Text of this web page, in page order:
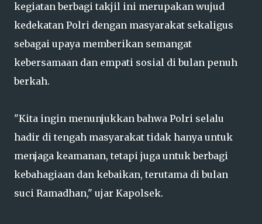
kegiatan berbagi takjil ini merupakan wujud
kedekatan Polri dengan masyarakat sekaligus
sebagai upaya memberikan semangat
kebersamaan dan empati sosial di bulan penuh
berkah.
"Kita ingin menunjukkan bahwa Polri selalu
hadir di tengah masyarakat tidak hanya untuk
menjaga keamanan, tetapi juga untuk berbagi
kebahagiaan dan kebaikan, terutama di bulan
suci Ramadhan," ujar Kapolsek.